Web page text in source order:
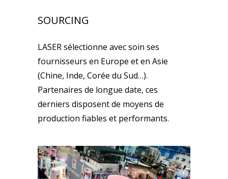
SOURCING
LASER sélectionne avec soin ses
fournisseurs en Europe et en Asie
(Chine, Inde, Corée du Sud…).
Partenaires de longue date, ces
derniers disposent de moyens de
production fiables et performants.